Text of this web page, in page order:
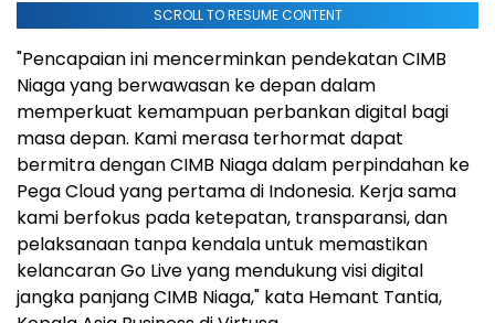
SCROLL TO RESUME CONTENT
"Pencapaian ini mencerminkan pendekatan CIMB
Niaga yang berwawasan ke depan dalam
memperkuat kemampuan perbankan digital bagi
masa depan. Kami merasa terhormat dapat
bermitra dengan CIMB Niaga dalam perpindahan ke
Pega Cloud yang pertama di Indonesia. Kerja sama
kami berfokus pada ketepatan, transparansi, dan
pelaksanaan tanpa kendala untuk memastikan
kelancaran Go Live yang mendukung visi digital
jangka panjang CIMB Niaga," kata Hemant Tantia,